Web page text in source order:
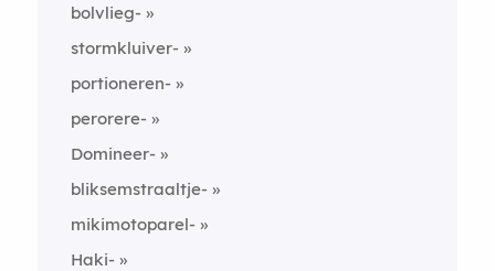
bolvlieg-
stormkluiver-
portioneren-
perorere-
Domineer-
bliksemstraaltje-
mikimotoparel-
Haki-